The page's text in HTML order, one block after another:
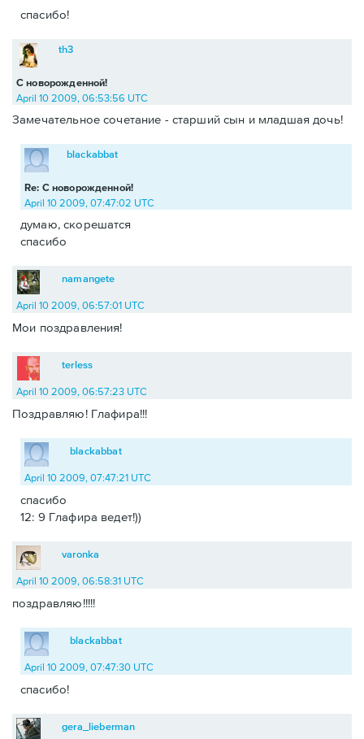
спасибо!
С новорожденной!
th3
April 10 2009, 06:53:56 UTC
Замечательное сочетание - старший сын и младшая дочь!
Re: С новорожденной!
blackabbat
April 10 2009, 07:47:02 UTC
думаю, скорешатся
спасибо
namangete
April 10 2009, 06:57:01 UTC
Мои поздравления!
terless
April 10 2009, 06:57:23 UTC
Поздравляю! Глафира!!!
blackabbat
April 10 2009, 07:47:21 UTC
спасибо
12: 9 Глафира ведет!))
varonka
April 10 2009, 06:58:31 UTC
поздравляю!!!!!
blackabbat
April 10 2009, 07:47:30 UTC
спасибо!
gera_lieberman